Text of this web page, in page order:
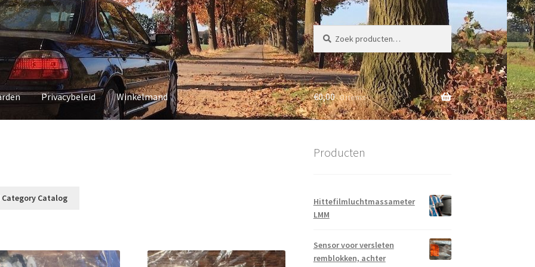
Zoeken
naar:
Zoeken
Privacybeleid Winkelmand €0,00 0 items
Catalog
Producten
Hittefilmluchtmassameter
LMM
Sensor voor versleten
remblokken, achter